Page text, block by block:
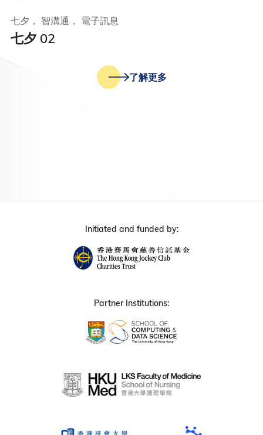
七夕 02
七夕， 智溝通， 電子訊息
了解更多
Initiated and funded by:
Partner Institutions: